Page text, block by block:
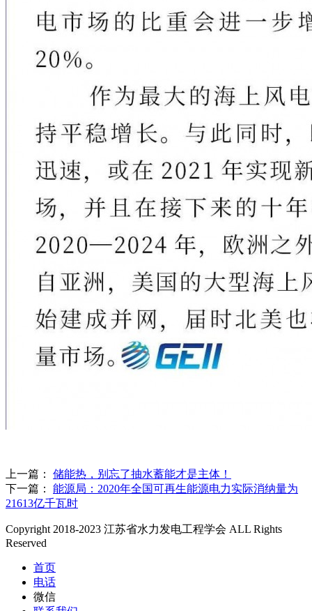
上一篇： 储能热，别忘了抽水蓄能才是主体！
下一篇： 能源局：2020年全国可再生能源电力实际消纳量为
21613亿千瓦时
Copyright 2018-2023 江苏省水力发电工程学会 ALL Rights
Reserved
首页
电话
微信